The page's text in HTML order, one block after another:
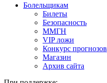
Болельщикам
Билеты
Безопасность
ММГН
VIP ложи
Конкурс прогнозов
Магазин
Архив сайта